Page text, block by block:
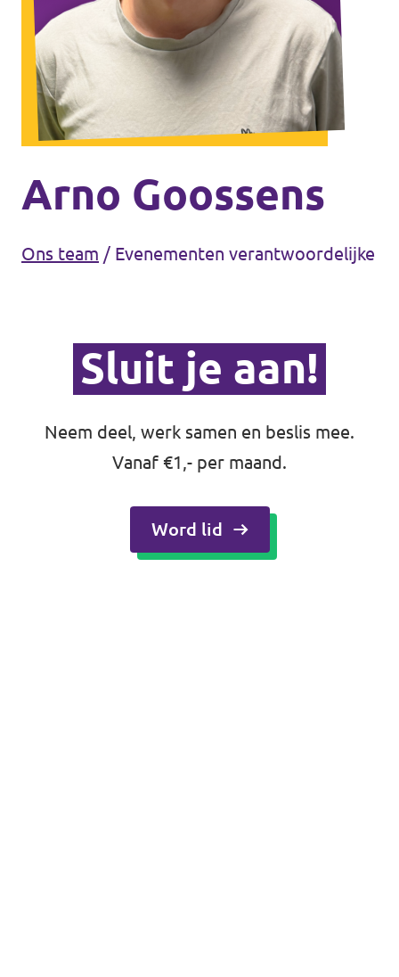
Doneer
Word lid
Homepage
Arno Goossens
Ons team / Evenementen verantwoordelijke
Sluit je aan!
Neem deel, werk samen en beslis mee.
Vanaf €1,- per maand.
Word lid